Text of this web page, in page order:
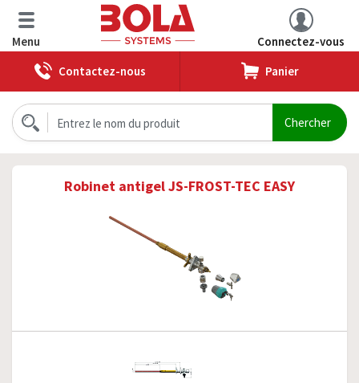
Menu
Connectez-vous
Contactez-nous
Panier
Robinet antigel JS-FROST-TEC EASY